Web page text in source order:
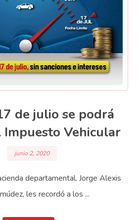
de julio se podrá
Impuesto Vehicular
junio 2, 2020
departamental, Jorge Alexis
les recordó a los ...